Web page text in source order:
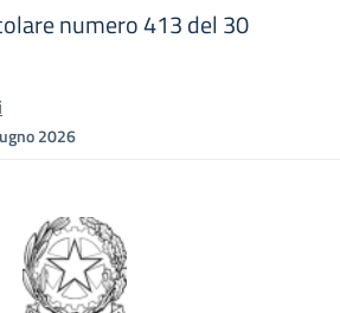
numero 413 del 30
2026